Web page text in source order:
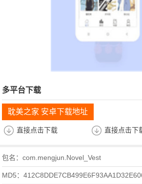
多平台下载
耽美之家 安卓下载地址
直接点击下载 直接点击下
包名：com.mengjun.Novel_Vest
MD5：